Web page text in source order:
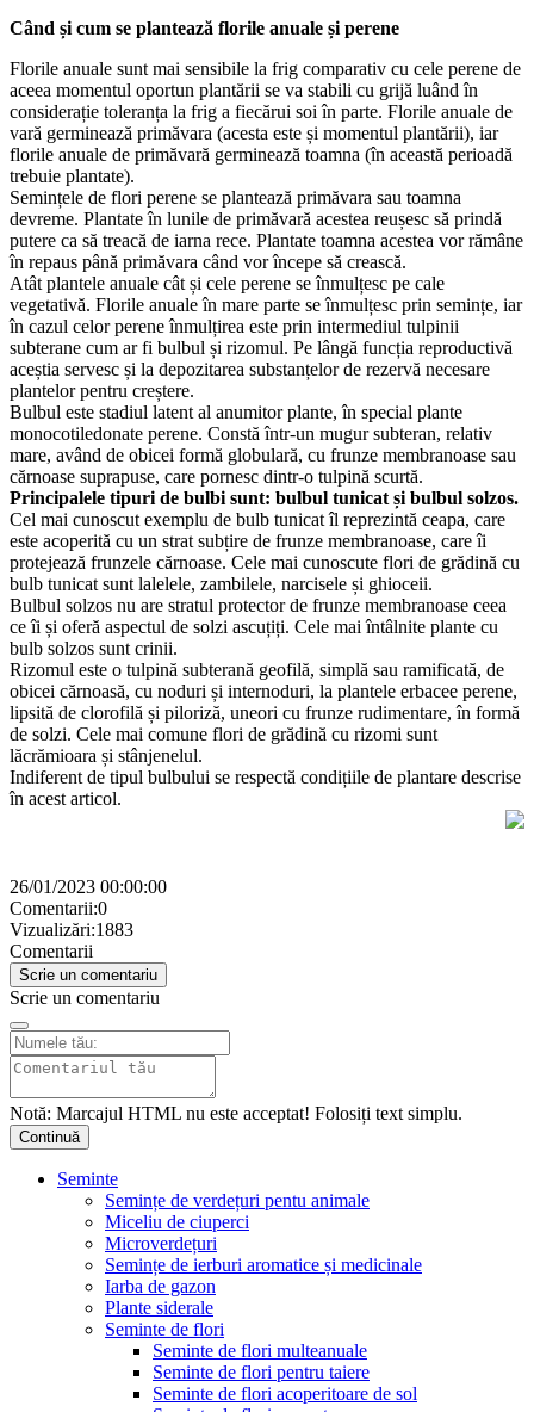
Când și cum se plantează florile anuale și perene
Florile anuale sunt mai sensibile la frig comparativ cu cele perene de
aceea momentul oportun plantării se va stabili cu grijă luând în
considerație toleranța la frig a fiecărui soi în parte. Florile anuale de
vară germinează primăvara (acesta este și momentul plantării), iar
florile anuale de primăvară germinează toamna (în această perioadă
trebuie plantate).
Semințele de flori perene se plantează primăvara sau toamna
devreme. Plantate în lunile de primăvară acestea reușesc să prindă
putere ca să treacă de iarna rece. Plantate toamna acestea vor rămâne
în repaus până primăvara când vor începe să crească.
Atât plantele anuale cât și cele perene se înmulțesc pe cale
vegetativă. Florile anuale în mare parte se înmulțesc prin semințe, iar
în cazul celor perene înmulțirea este prin intermediul tulpinii
subterane cum ar fi bulbul și rizomul. Pe lângă funcția reproductivă
aceștia servesc și la depozitarea substanțelor de rezervă necesare
plantelor pentru creștere.
Bulbul este stadiul latent al anumitor plante, în special plante
monocotiledonate perene. Constă într-un mugur subteran, relativ
mare, având de obicei formă globulară, cu frunze membranoase sau
cărnoase suprapuse, care pornesc dintr-o tulpină scurtă.
Principalele tipuri de bulbi sunt: bulbul tunicat și bulbul solzos.
Cel mai cunoscut exemplu de bulb tunicat îl reprezintă ceapa, care
este acoperită cu un strat subțire de frunze membranoase, care îi
protejează frunzele cărnoase. Cele mai cunoscute flori de grădină cu
bulb tunicat sunt lalelele, zambilele, narcisele și ghioceii.
Bulbul solzos nu are stratul protector de frunze membranoase ceea
ce îi și oferă aspectul de solzi ascuțiți. Cele mai întâlnite plante cu
bulb solzos sunt crinii.
Rizomul este o tulpină subterană geofilă, simplă sau ramificată, de
obicei cărnoasă, cu noduri și internoduri, la plantele erbacee perene,
lipsită de clorofilă și piloriză, uneori cu frunze rudimentare, în formă
de solzi. Cele mai comune flori de grădină cu rizomi sunt
lăcrămioara și stânjenelul.
Indiferent de tipul bulbului se respectă condițiile de plantare descrise
în acest articol.
26/01/2023 00:00:00
Comentarii:0
Vizualizări:1883
Comentarii
Scrie un comentariu
Scrie un comentariu
Notă: Marcajul HTML nu este acceptat! Folosiți text simplu.
Continuă
Seminte
Semințe de verdețuri pentu animale
Miceliu de ciuperci
Microverdețuri
Semințe de ierburi aromatice și medicinale
Iarba de gazon
Plante siderale
Seminte de flori
Seminte de flori multeanuale
Seminte de flori pentru taiere
Seminte de flori acoperitoare de sol